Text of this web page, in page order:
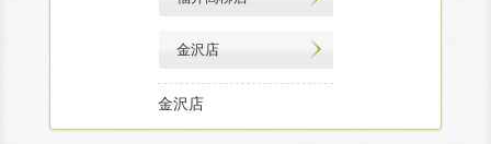
金沢店
金沢店